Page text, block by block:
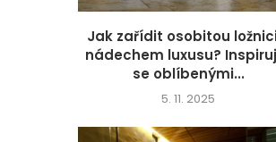
Jak zařídit osobitou
nádechem luxusu?
se oblíbenými...
5. 11. 2025